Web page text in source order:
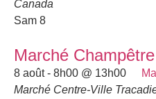
Canada
Sam 8
Marché Champêtre
8 août - 8h00@ 13h00
Marché Centre-Ville